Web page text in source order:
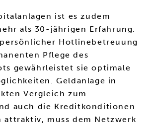
ist es zudem
als 30-jährigen Erfahrung.
Hotlinebetreuung
Pflege des
gewährleistet sie optimale
Geldanlage in
Vergleich zum
auch die Kreditkonditionen
attraktiv, muss dem Netzwerk